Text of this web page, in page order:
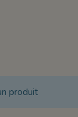
produit